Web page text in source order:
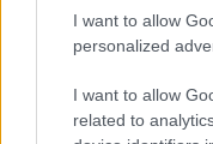
I want to allow
personalized
I want to allow
related to